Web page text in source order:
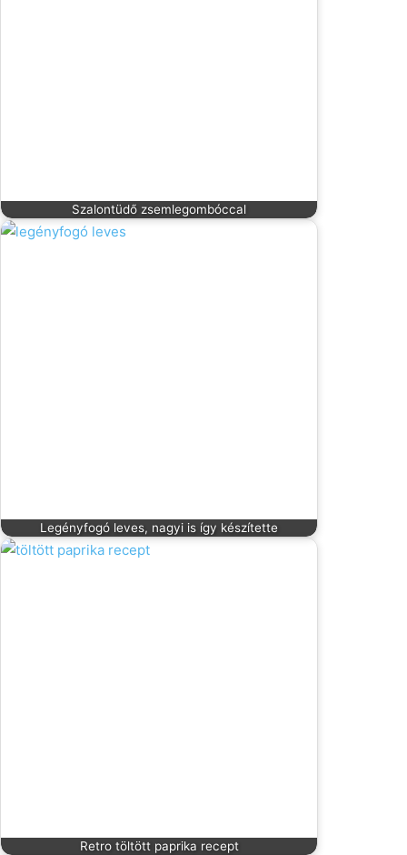
Szalontüdő zsemlegombóccal
Legényfogó leves, nagyi is így készítette
Retro töltött paprika recept